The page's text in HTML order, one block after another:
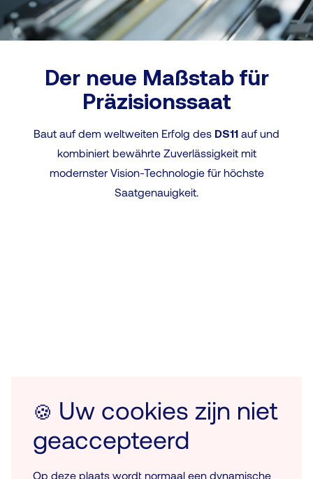
Der neue Maßstab für
Präzisionssaat
Baut auf dem weltweiten Erfolg des DS11 auf und
kombiniert bewährte Zuverlässigkeit mit
modernster Vision-Technologie für höchste
Saatgenauigkeit.
🍪 Uw cookies zijn niet
geaccepteerd
Op deze plaats wordt normaal een dynamische